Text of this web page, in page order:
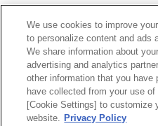
一般財団法人沖縄観光
Okinawa Convention &
We use cookies to improve
to personalize content and ads
We share information about
advertising and analytics
other information that you
have collected from your use
[Cookie Settings] to customize
website. Privacy Policy